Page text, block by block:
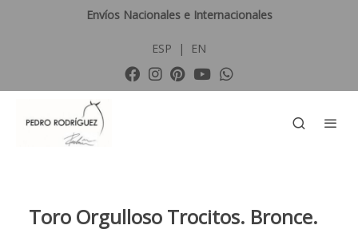
Envíos Nacionales e Internacionales
ESP | EN
Toro Orgulloso Trocitos. Bronce.